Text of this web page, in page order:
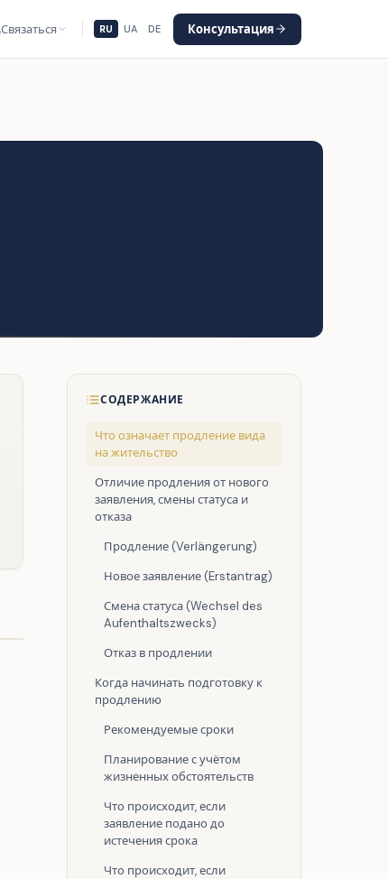
Связаться RU UA DE Консультация
СОДЕРЖАНИЕ
Что означает продление вида
на жительство
Отличие продления от нового
заявления, смены статуса и
отказа
Продление (Verlängerung)
Новое заявление (Erstantrag)
Смена статуса (Wechsel des
Aufenthaltszwecks)
Отказ в продлении
Когда начинать подготовку к
продлению
Рекомендуемые сроки
Планирование с учётом
жизненных обстоятельств
Что происходит, если
заявление подано до
истечения срока
Что происходит, если